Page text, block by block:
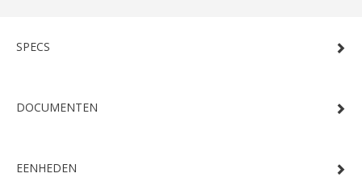
SPECS
DOCUMENTEN
EENHEDEN